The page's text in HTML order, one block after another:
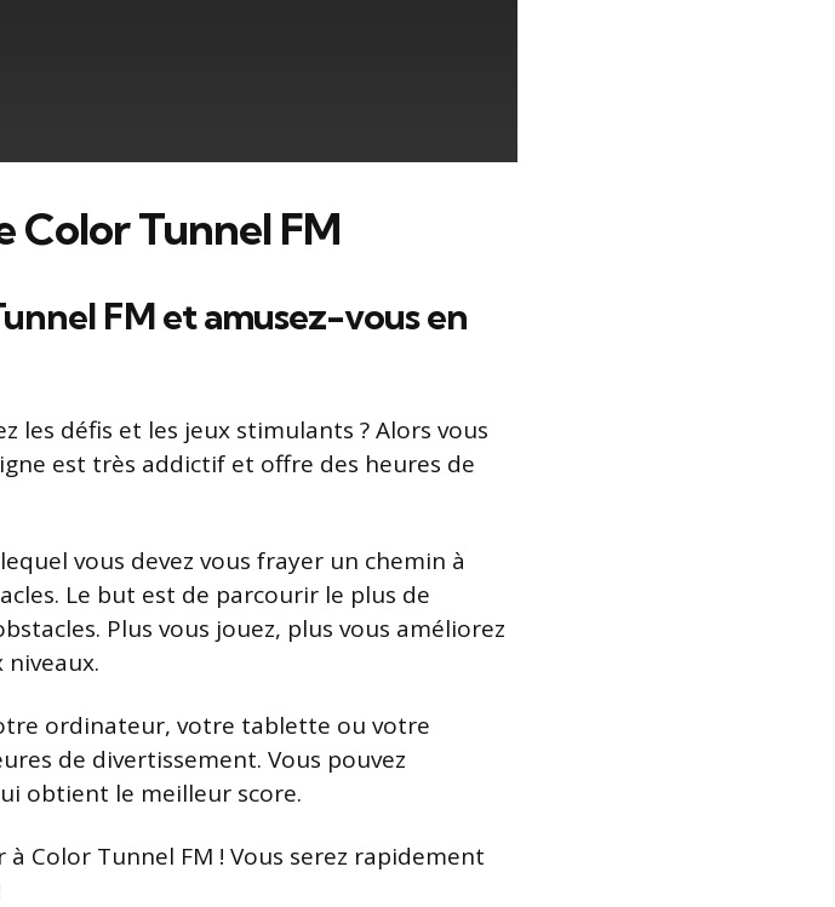
Color Tunnel FM
FM et amusez-vous en
les défis et les jeux stimulants ? Alors vous
est très addictif et offre des heures de
vous devez vous frayer un chemin à
Le but est de parcourir le plus de
Plus vous jouez, plus vous améliorez
ordinateur, votre tablette ou votre
de divertissement. Vous pouvez
obtient le meilleur score.
Color Tunnel FM ! Vous serez rapidement